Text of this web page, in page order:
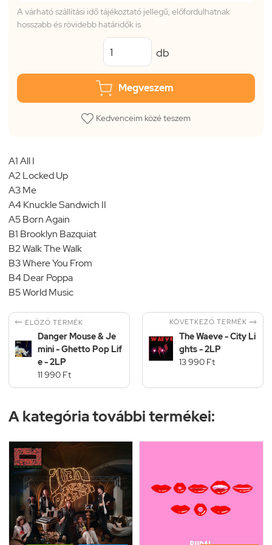
A várható szállítási idő tájékoztató jellegű, előfordulhatnak
hosszabb és rövidebb határidők is
db
Megveszem
Kedvenceim közé teszem
A1 All I
A2 Locked Up
A3 Me
A4 Knuckle Sandwich II
A5 Born Again
B1 Brooklyn Bazquiat
B2 Walk The Walk
B3 Where You From
B4 Dear Poppa
B5 World Music
 ELŐZŐ TERMÉK
Danger Mouse & Je
mini - Ghetto Pop Lif
e - 2LP
11 990 Ft
KÖVETKEZŐ TERMÉK 
The Waeve - City Li
ghts - 2LP
13 990 Ft
A kategória további termékei: